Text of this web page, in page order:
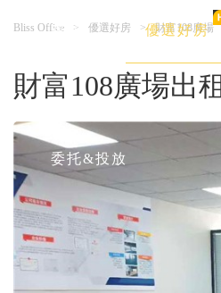
首 頁 優選好房
委托&投放
Bliss Office > 優選好房 > 財富108廣場
財富108廣場出